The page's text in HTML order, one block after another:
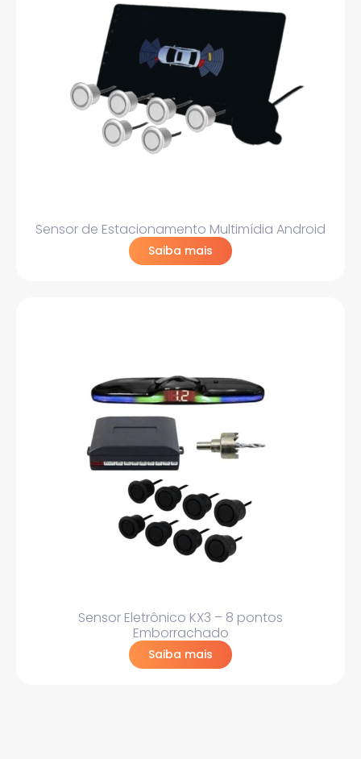
Sensor de Estacionamento Multimídia Android
Saiba mais
Sensor Eletrônico KX3 – 8 pontos
Emborrachado
Saiba mais